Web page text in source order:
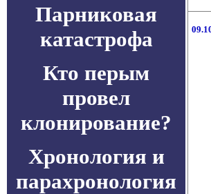
Парниковая
катастрофа
Кто перым
провел
клонирование?
Хронология и
парахронология